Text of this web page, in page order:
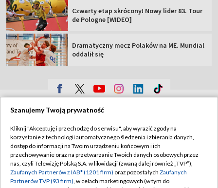
Czwarty etap skrócony! Nowy lider 83. Tour
de Pologne [WIDEO]
Dramatyczny mecz Polaków na ME. Mundial
oddalił się
Sklep TVP
Biuro Reklamy
Oferta Handlowa
Telegazeta ogłoszenia
Polityka prywatności
Moje zgody
Biuro reklamy
Kontakt
Szanujemy Twoją prywatność
Kliknij "Akceptuję i przechodzę do serwisu", aby wyrazić zgody na
korzystanie z technologii automatycznego śledzenia i zbierania danych,
dostęp do informacji na Twoim urządzeniu końcowym i ich
przechowywanie oraz na przetwarzanie Twoich danych osobowych przez
nas, czyli Telewizję Polską S.A. w likwidacji (zwaną dalej również „TVP”),
Zaufanych Partnerów z IAB* (1201 firm) oraz pozostałych Zaufanych
Partnerów TVP (93 firm), w celach marketingowych (w tym do